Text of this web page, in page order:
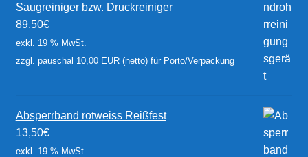
Saugreiniger bzw. Druckreiniger
89,50€
exkl. 19 % MwSt.
zzgl. pauschal 10,00 EUR (netto) für Porto/Verpackung
Absperrband rotweiss Reißfest
13,50€
exkl. 19 % MwSt.